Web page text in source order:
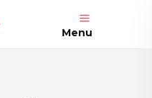
Menu